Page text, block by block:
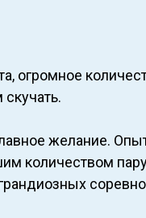
огромное
желание.
количеством